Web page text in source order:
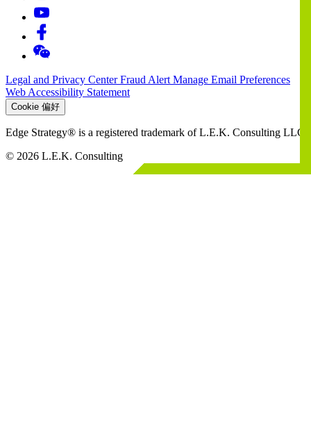
Legal and Privacy CenterFraud Alert Manage Email Preferences
Web Accessibility Statement
Cookie 偏好
Edge Strategy® is a registered trademark of L.E.K. Consulting LLC
© 2026 L.E.K. Consulting